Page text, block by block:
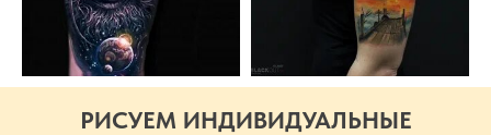
РИСУЕМ ИНДИВИДУАЛЬНЫЕ